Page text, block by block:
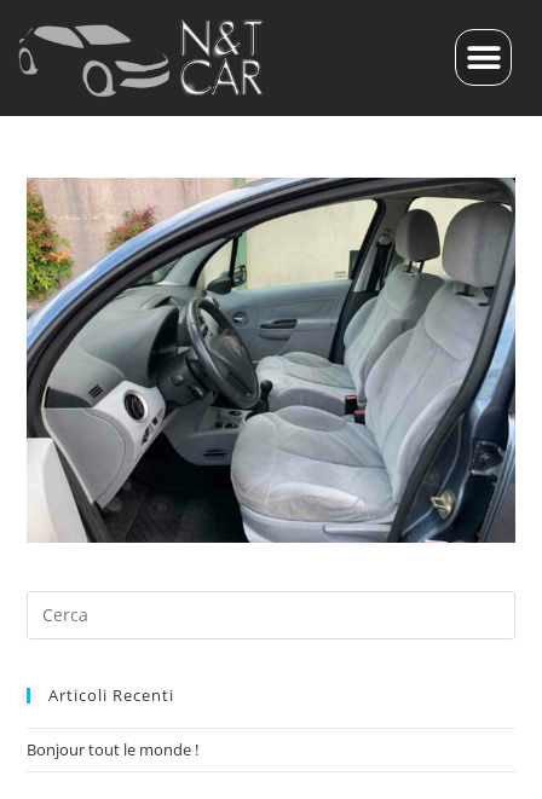
Articoli Recenti
Bonjour tout le monde !